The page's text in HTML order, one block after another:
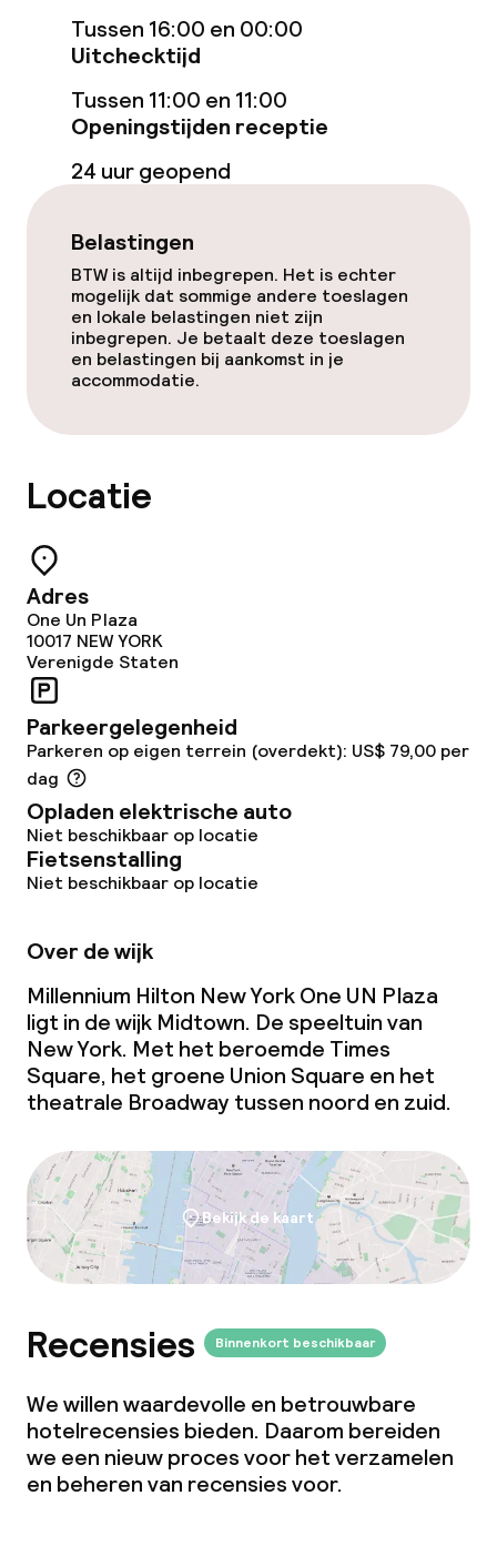
Conferentieruimte
Vergaderruimte
Beleid
Overal rookvrij
Tussen 16:00 en 00:00
Uitchecktijd
Tussen 11:00 en 11:00
Openingstijden receptie
24 uur geopend
Belastingen
BTW is altijd inbegrepen. Het is echter
mogelijk dat sommige andere toeslagen
en lokale belastingen niet zijn
inbegrepen. Je betaalt deze toeslagen
en belastingen bij aankomst in je
accommodatie.
Locatie
Adres
One Un Plaza
10017 NEW YORK
Verenigde Staten
Parkeergelegenheid
Parkeren op eigen terrein (overdekt): US$ 79,00 per
dag
Opladen elektrische auto
Niet beschikbaar op locatie
Fietsenstalling
Niet beschikbaar op locatie
Over de wijk
Millennium Hilton New York One UN Plaza
ligt in de wijk Midtown. De speeltuin van
New York. Met het beroemde Times
Square, het groene Union Square en het
theatrale Broadway tussen noord en zuid.
Bekijk de kaart
Recensies Binnenkort beschikbaar
We willen waardevolle en betrouwbare
hotelrecensies bieden. Daarom bereiden
we een nieuw proces voor het verzamelen
en beheren van recensies voor.